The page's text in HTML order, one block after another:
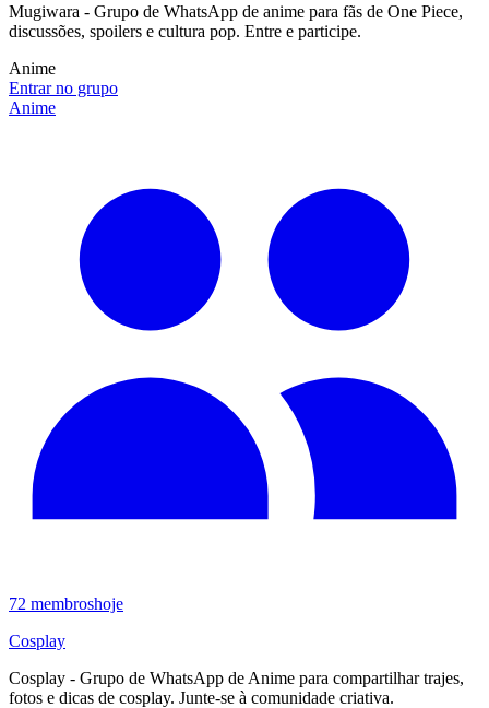
Mugiwara - Grupo de WhatsApp de anime para fãs de One Piece,
discussões, spoilers e cultura pop. Entre e participe.
Anime
Entrar no grupo
Anime
72 membroshoje
Cosplay
Cosplay - Grupo de WhatsApp de Anime para compartilhar trajes,
fotos e dicas de cosplay. Junte-se à comunidade criativa.